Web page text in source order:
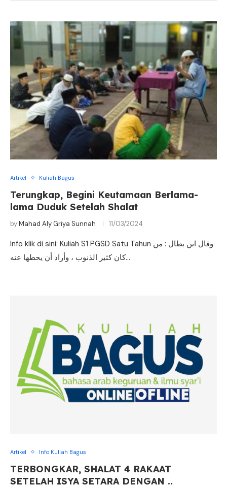
Artikel Kuliah Bagus
Terungkap, Begini Keutamaan Berlama-
lama Duduk Setelah Shalat
byMahad Aly Griya Sunnah 11/03/2024
Info klik di sini: Kuliah S1 PGSD Satu Tahun وقال ابن بطال : من
كان كثير الذنوب ، وأراد أن يحطها عنه…
Artikel Info Kuliah Bagus
TERBONGKAR, SHALAT 4 RAKAAT
SETELAH ISYA SETARA DENGAN ..